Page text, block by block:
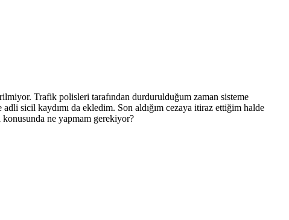
Trafik polisleri tarafından durdurulduğum zaman sisteme
sicil kaydımı da ekledim. Son aldığım cezaya itiraz ettiğim halde
ne yapmam gerekiyor?